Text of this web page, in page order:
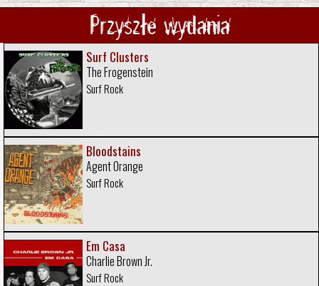
Przyszłe wydania
Surf Clusters
The Frogenstein
Surf Rock
Bloodstains
Agent Orange
Surf Rock
Em Casa
Charlie Brown Jr.
Surf Rock